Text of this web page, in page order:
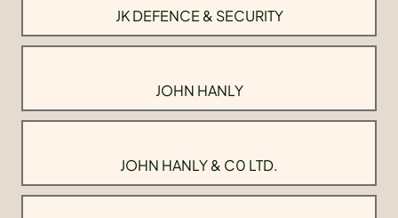
JK DEFENCE & SECURITY
JOHN HANLY
JOHN HANLY & C0 LTD.